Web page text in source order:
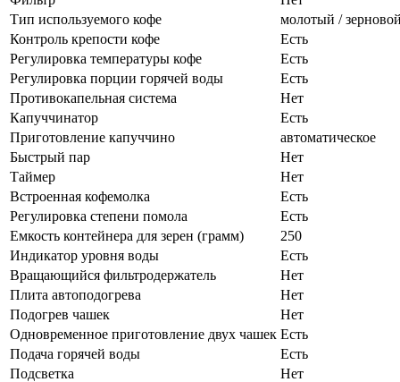
Тип используемого кофе
молотый /
Контроль крепости кофе
Есть
Регулировка температуры кофе
Есть
Регулировка порции горячей воды
Есть
Противокапельная система
Нет
Капуччинатор
Есть
Приготовление капуччино
автоматическое
Быстрый пар
Нет
Таймер
Нет
Встроенная кофемолка
Есть
Регулировка степени помола
Есть
Емкость контейнера для зерен (грамм)
250
Индикатор уровня воды
Есть
Вращающийся фильтродержатель
Нет
Плита автоподогрева
Нет
Подогрев чашек
Нет
Одновременное приготовление двух чашек Есть
Подача горячей воды
Есть
Подсветка
Нет